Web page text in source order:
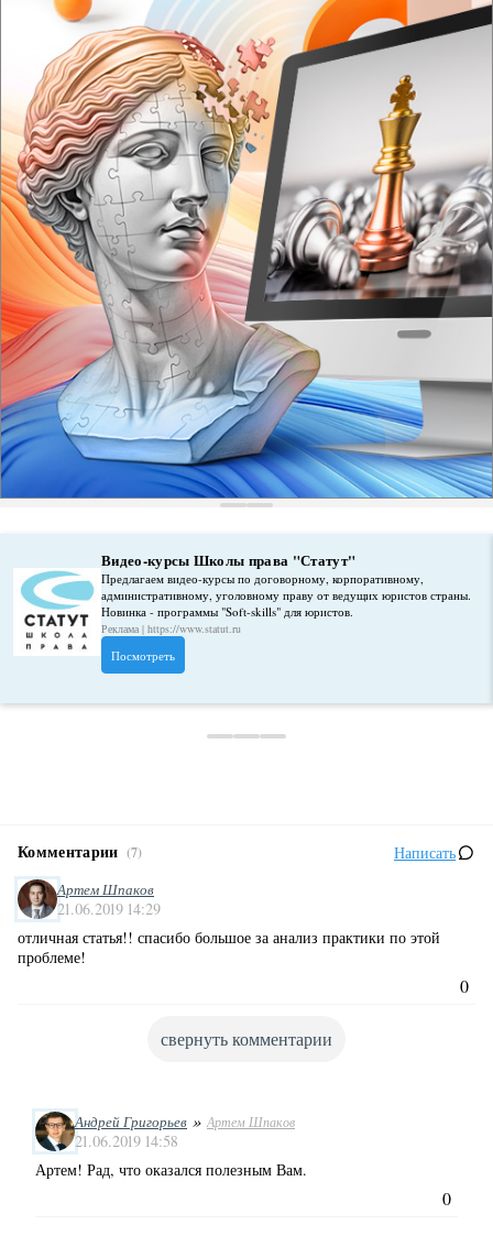
Видео-курсы Школы права "Статут"
Предлагаем видео-курсы по договорному, корпоративному,
административному, уголовному праву от ведущих юристов страны.
Новинка - программы "Soft-skills" для юристов.
Реклама | https://www.statut.ru
Посмотреть
Комментарии (7) Написать
Артем Шпаков
21.06.2019 14:29
отличная статья!! спасибо большое за анализ практики по этой
проблеме!
0
свернуть комментарии
Андрей Григорьев » Артем Шпаков
21.06.2019 14:58
Артем! Рад, что оказался полезным Вам.
0